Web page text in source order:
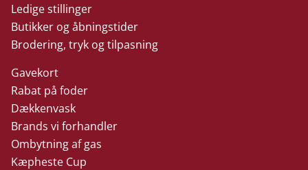
Ledige stillinger
Butikker og åbningstider
Brodering, tryk og tilpasning
Gavekort
Rabat på foder
Dækkenvask
Brands vi forhandler
Ombytning af gas
Kæpheste Cup